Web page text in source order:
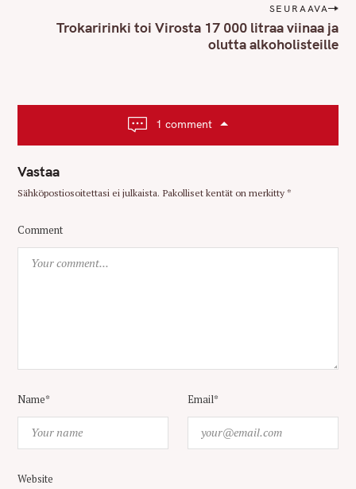
i
i
o
SEURAAVA
Trokaririnki toi Virosta 17 000 litraa viinaa ja
olutta alkoholisteille
1 comment
Vastaa
Sähköpostiosoitettasi ei julkaista. Pakolliset kentät on merkitty*
Comment
Name* Email*
Website